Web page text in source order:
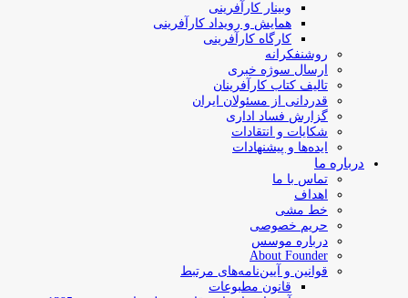
وبینار کارآفرینی
همایش و رویداد کارآفرینی
کارگاه کارآفرینی
روشنفکرانه
ارسال سوژه‌ خبری
تالیف کتاب کارآفرینان
قدردانی از مسئولان ایران
گزارش فساد اداری
شکایات و انتقادات
ایده‌ها و پیشنهادات
درباره ما
تماس با ما
اهداف
خط مشی
حریم خصوصی
درباره موسس
About Founder
قوانین و آیین‌نامه‌های مرتبط
‌قانون مطبوعات